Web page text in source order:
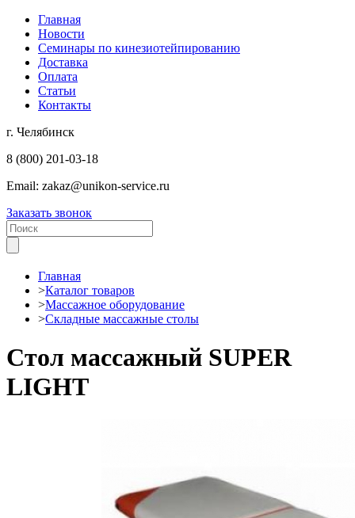
Главная
Новости
Семинары по кинезиотейпированию
Доставка
Оплата
Статьи
Контакты
г. Челябинск
8 (800) 201-03-18
Email: zakaz@unikon-service.ru
Заказать звонок
Главная
>Каталог товаров
>Массажное оборудование
>Складные массажные столы
Стол массажный SUPER
LIGHT